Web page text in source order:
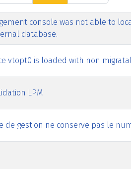
Clics
console was not able to
database.
vtopt0 is loaded with non
LPM
de gestion ne conserve pas le